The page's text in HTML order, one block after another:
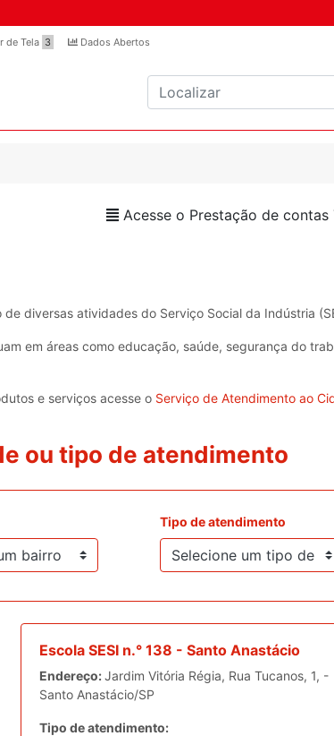
de Tela 3 Dados Abertos
Acesse o Prestação de contas
diversas atividades do Serviço Social da Indústria
em áreas como educação, saúde, segurança do
e serviços acesse o Serviço de Atendimento ao
ou tipo de atendimento
Tipo de atendimento
Escola SESI n.° 138 - Santo Anastácio
Endereço:Jardim Vitória Régia, Rua Tucanos, 1, -
Santo Anastácio/SP
Tipo de atendimento: